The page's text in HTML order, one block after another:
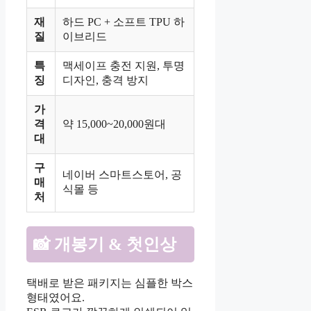
재
질
하드 PC + 소프트 TPU 하
이브리드
특
징
맥세이프 충전 지원, 투명
디자인, 충격 방지
가
격
대
약 15,000~20,000원대
구
매
처
네이버 스마트스토어, 공
식몰 등
📸 개봉기 & 첫인상
택배로 받은 패키지는 심플한 박스
형태였어요.